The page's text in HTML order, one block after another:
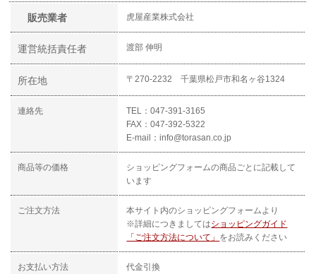
販売業者 虎屋産業株式会社
運営統括責任者 渡部 伸明
所在地 〒270-2232 千葉県松戸市和名ヶ谷1324
連絡先
TEL：047-391-3165
FAX：047-392-5322
E-mail：info@torasan.co.jp
商品等の価格
ショッピングフォームの商品ごとに記載して
います
ご注文方法
本サイト内のショッピングフォームより
※詳細につきましてはショッピングガイド
「ご注文方法について」 をお読みください
お支払い方法
代金引換